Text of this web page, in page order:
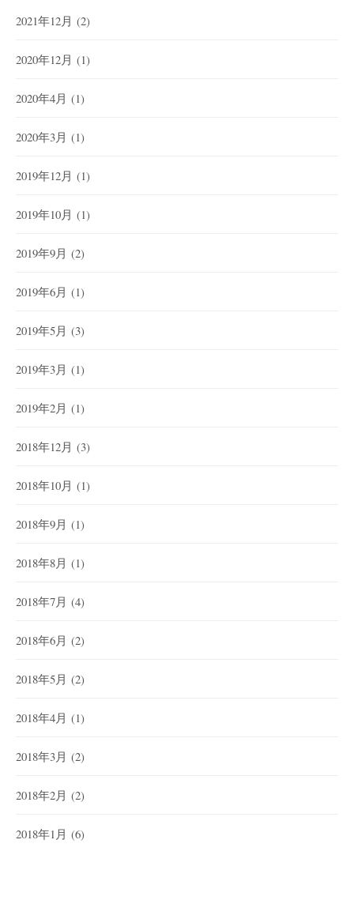
2021年12月 (2)
2020年12月 (1)
2020年4月 (1)
2020年3月 (1)
2019年12月 (1)
2019年10月 (1)
2019年9月 (2)
2019年6月 (1)
2019年5月 (3)
2019年3月 (1)
2019年2月 (1)
2018年12月 (3)
2018年10月 (1)
2018年9月 (1)
2018年8月 (1)
2018年7月 (4)
2018年6月 (2)
2018年5月 (2)
2018年4月 (1)
2018年3月 (2)
2018年2月 (2)
2018年1月 (6)